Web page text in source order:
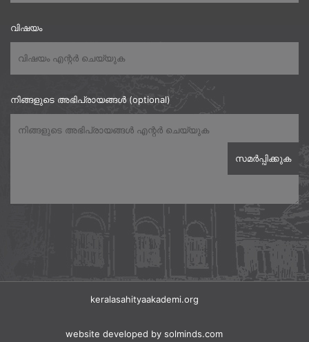
വിഷയം
നിങ്ങളുടെ അഭിപ്രായങ്ങൾ (optional)
keralasahityaakademi.org
website developed by solminds.com